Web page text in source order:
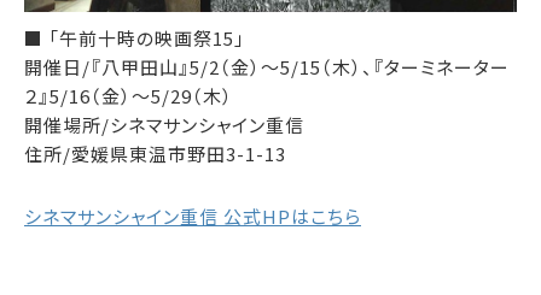
■ 「午前十時の映画祭15」
開催日/『八甲田山』5/2（金）～5/15（木）、『ターミネーター
２』5/16（金）～5/29（木）
開催場所/シネマサンシャイン重信
住所/愛媛県東温市野田3-1-13
シネマサンシャイン重信 公式HPはこちら